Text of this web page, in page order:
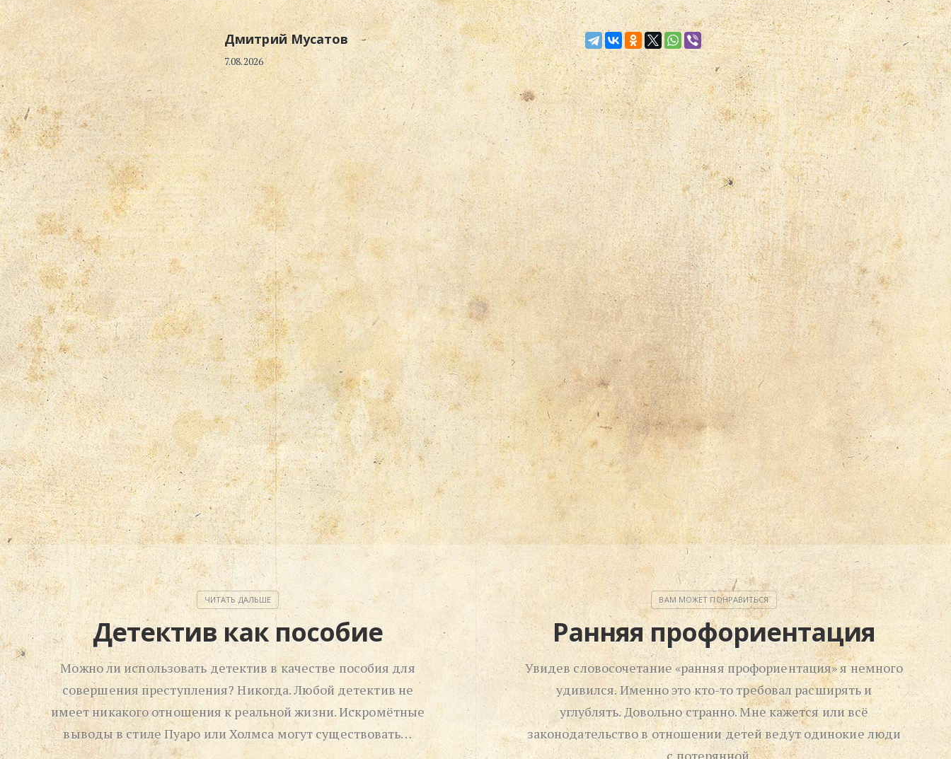
Дмитрий Мусатов
7.08.2026
Детектив как пособие
Можно ли использовать детектив в качестве пособия для
совершения преступления? Никогда. Любой детектив не
имеет никакого отношения к реальной жизни. Искромётные
выводы в стиле Пуаро или Холмса могут существовать…
Ранняя профориентация
Увидев словосочетание «ранняя профориентация» я немного
удивился. Именно это кто-то требовал расширять и
углублять. Довольно странно. Мне кажется или всё
законодательство в отношении детей ведут одинокие люди
с потерянной…